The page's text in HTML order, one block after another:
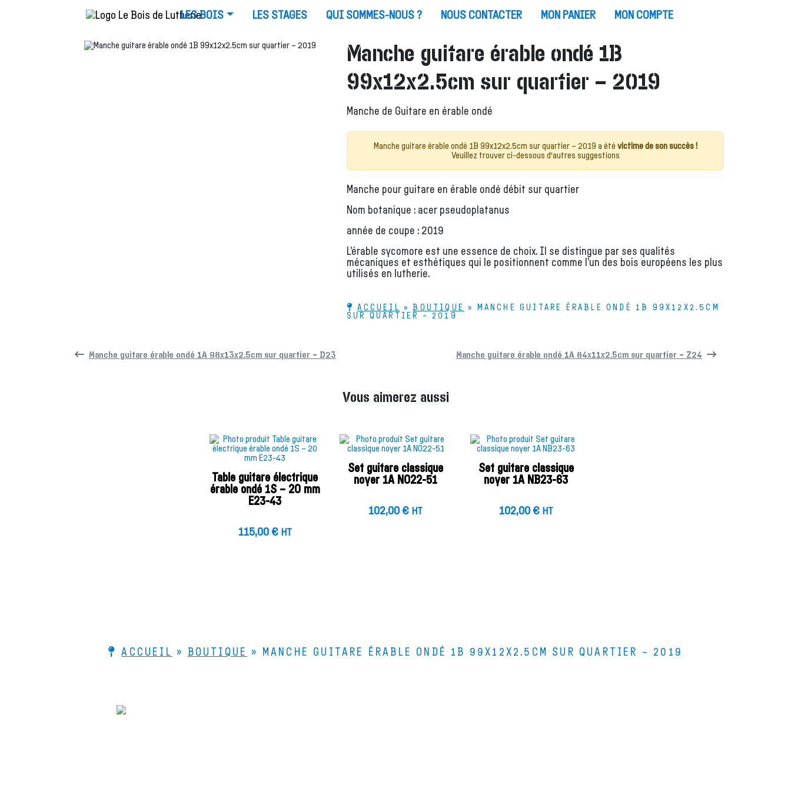
LES BOIS LES STAGES QUI SOMMES-NOUS ? NOUS CONTACTER MON PANIER MON COMPTE
Manche guitare érable ondé 1B
99x12x2.5cm sur quartier – 2019
Manche de Guitare en érable ondé
Manche guitare érable ondé 1B 99x12x2.5cm sur quartier – 2019 a été victime de son succès !
Veuillez trouver ci-dessous d'autres suggestions
Manche pour guitare en érable ondé débit sur quartier
Nom botanique : acer pseudoplatanus
année de coupe : 2019
L’érable sycomore est une essence de choix. Il se distingue par ses qualités
mécaniques et esthétiques qui le positionnent comme l’un des bois européens les plus
utilisés en lutherie.
ACCUEIL »BOUTIQUE »
MANCHE GUITARE ÉRABLE ONDÉ 1B 99X12X2.5CM
SUR QUARTIER – 2019
Manche guitare érable ondé 1A 98x13x2.5cm sur quartier – D23 Manche guitare érable ondé 1A 84x11x2.5cm sur quartier – Z24
Vous aimerez aussi
Table guitare électrique
érable ondé 1S – 20 mm
E23-43
115,00 € HT
Set guitare classique
noyer 1A NO22-51
102,00 € HT
Set guitare classique
noyer 1A NB23-63
102,00 € HT
ACCUEIL » BOUTIQUE » MANCHE GUITARE ÉRABLE ONDÉ 1B 99X12X2.5CM SUR QUARTIER – 2019